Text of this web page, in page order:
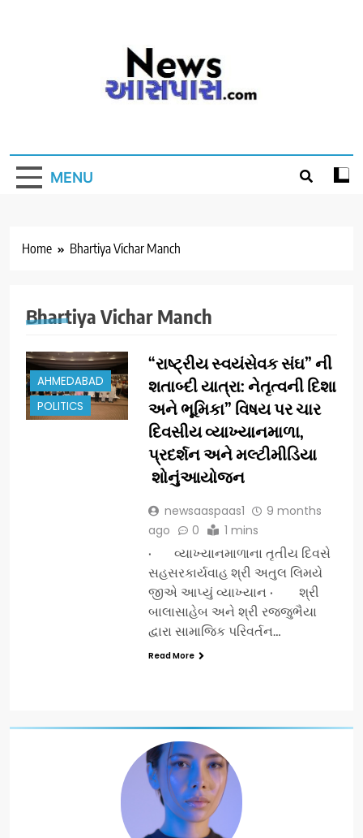
MENU
Home Bhartiya Vichar Manch
Bhartiya Vichar Manch
AHMEDABAD
POLITICS
“રાષ્ટ્રીય સ્વયંસેવક સંઘ” ની
શતાબ્દી યાત્રા: નેતૃત્વની દિશા
અને ભૂમિકા” વિષય પર ચાર
દિવસીય વ્યાખ્યાનમાળા,
પ્રદર્શન અને ​મલ્ટીમીડિયા​
શોનુંઆયોજન
newsaaspaas1
9 months
ago
0 1 mins
· વ્યાખ્યાનમાળાના તૃતીય દિવસે
સહસરકાર્યવાહ શ્રી અતુલ લિમયે
જીએ આપ્યું વ્યાખ્યાન · શ્રી
બાલા​સાહેબ અને શ્રી રજ્જુભૈયા
દ્વારા સામાજિક પરિવર્તન…
Read More